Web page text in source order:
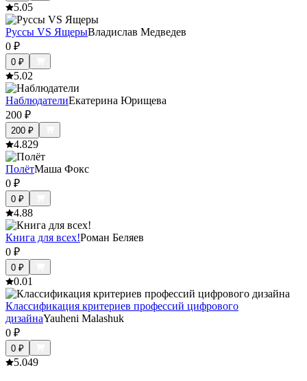
5.05
Руссы VS ЯщерыВладислав Медведев
0 ₽
0 ₽
5.02
НаблюдателиЕкатерина Юрищева
200 ₽
200 ₽
4.829
ПолётМаша Фокс
0 ₽
0 ₽
4.88
Книга для всех!Роман Беляев
0 ₽
0 ₽
0.01
Классификация критериев профессий цифрового
дизайнаYauheni Malashuk
0 ₽
0 ₽
5.049